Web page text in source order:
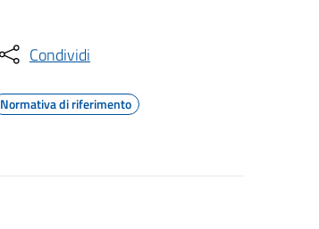
Condividi
Normativa di riferimento